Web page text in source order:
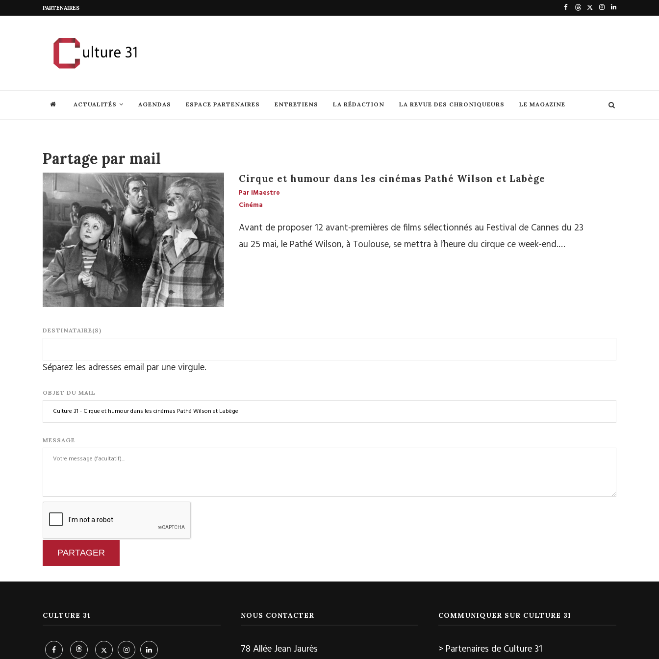
PARTENAIRES
ACTUALITÉS AGENDAS ESPACE PARTENAIRES ENTRETIENS LA RÉDACTION LA REVUE DES CHRONIQUEURS LE MAGAZINE
Partage par mail
Cirque et humour dans les cinémas Pathé Wilson et Labège
Par iMaestro
Cinéma
Avant de proposer 12 avant-premières de films sélectionnés au Festival de Cannes du 23
au 25 mai, le Pathé Wilson, à Toulouse, se mettra à l’heure du cirque ce week-end.…
DESTINATAIRE(S)
Séparez les adresses email par une virgule.
OBJET DU MAIL
MESSAGE
PARTAGER
CULTURE 31 NOUS CONTACTER
78 Allée Jean Jaurès
COMMUNIQUER SUR CULTURE 31
> Partenaires de Culture 31